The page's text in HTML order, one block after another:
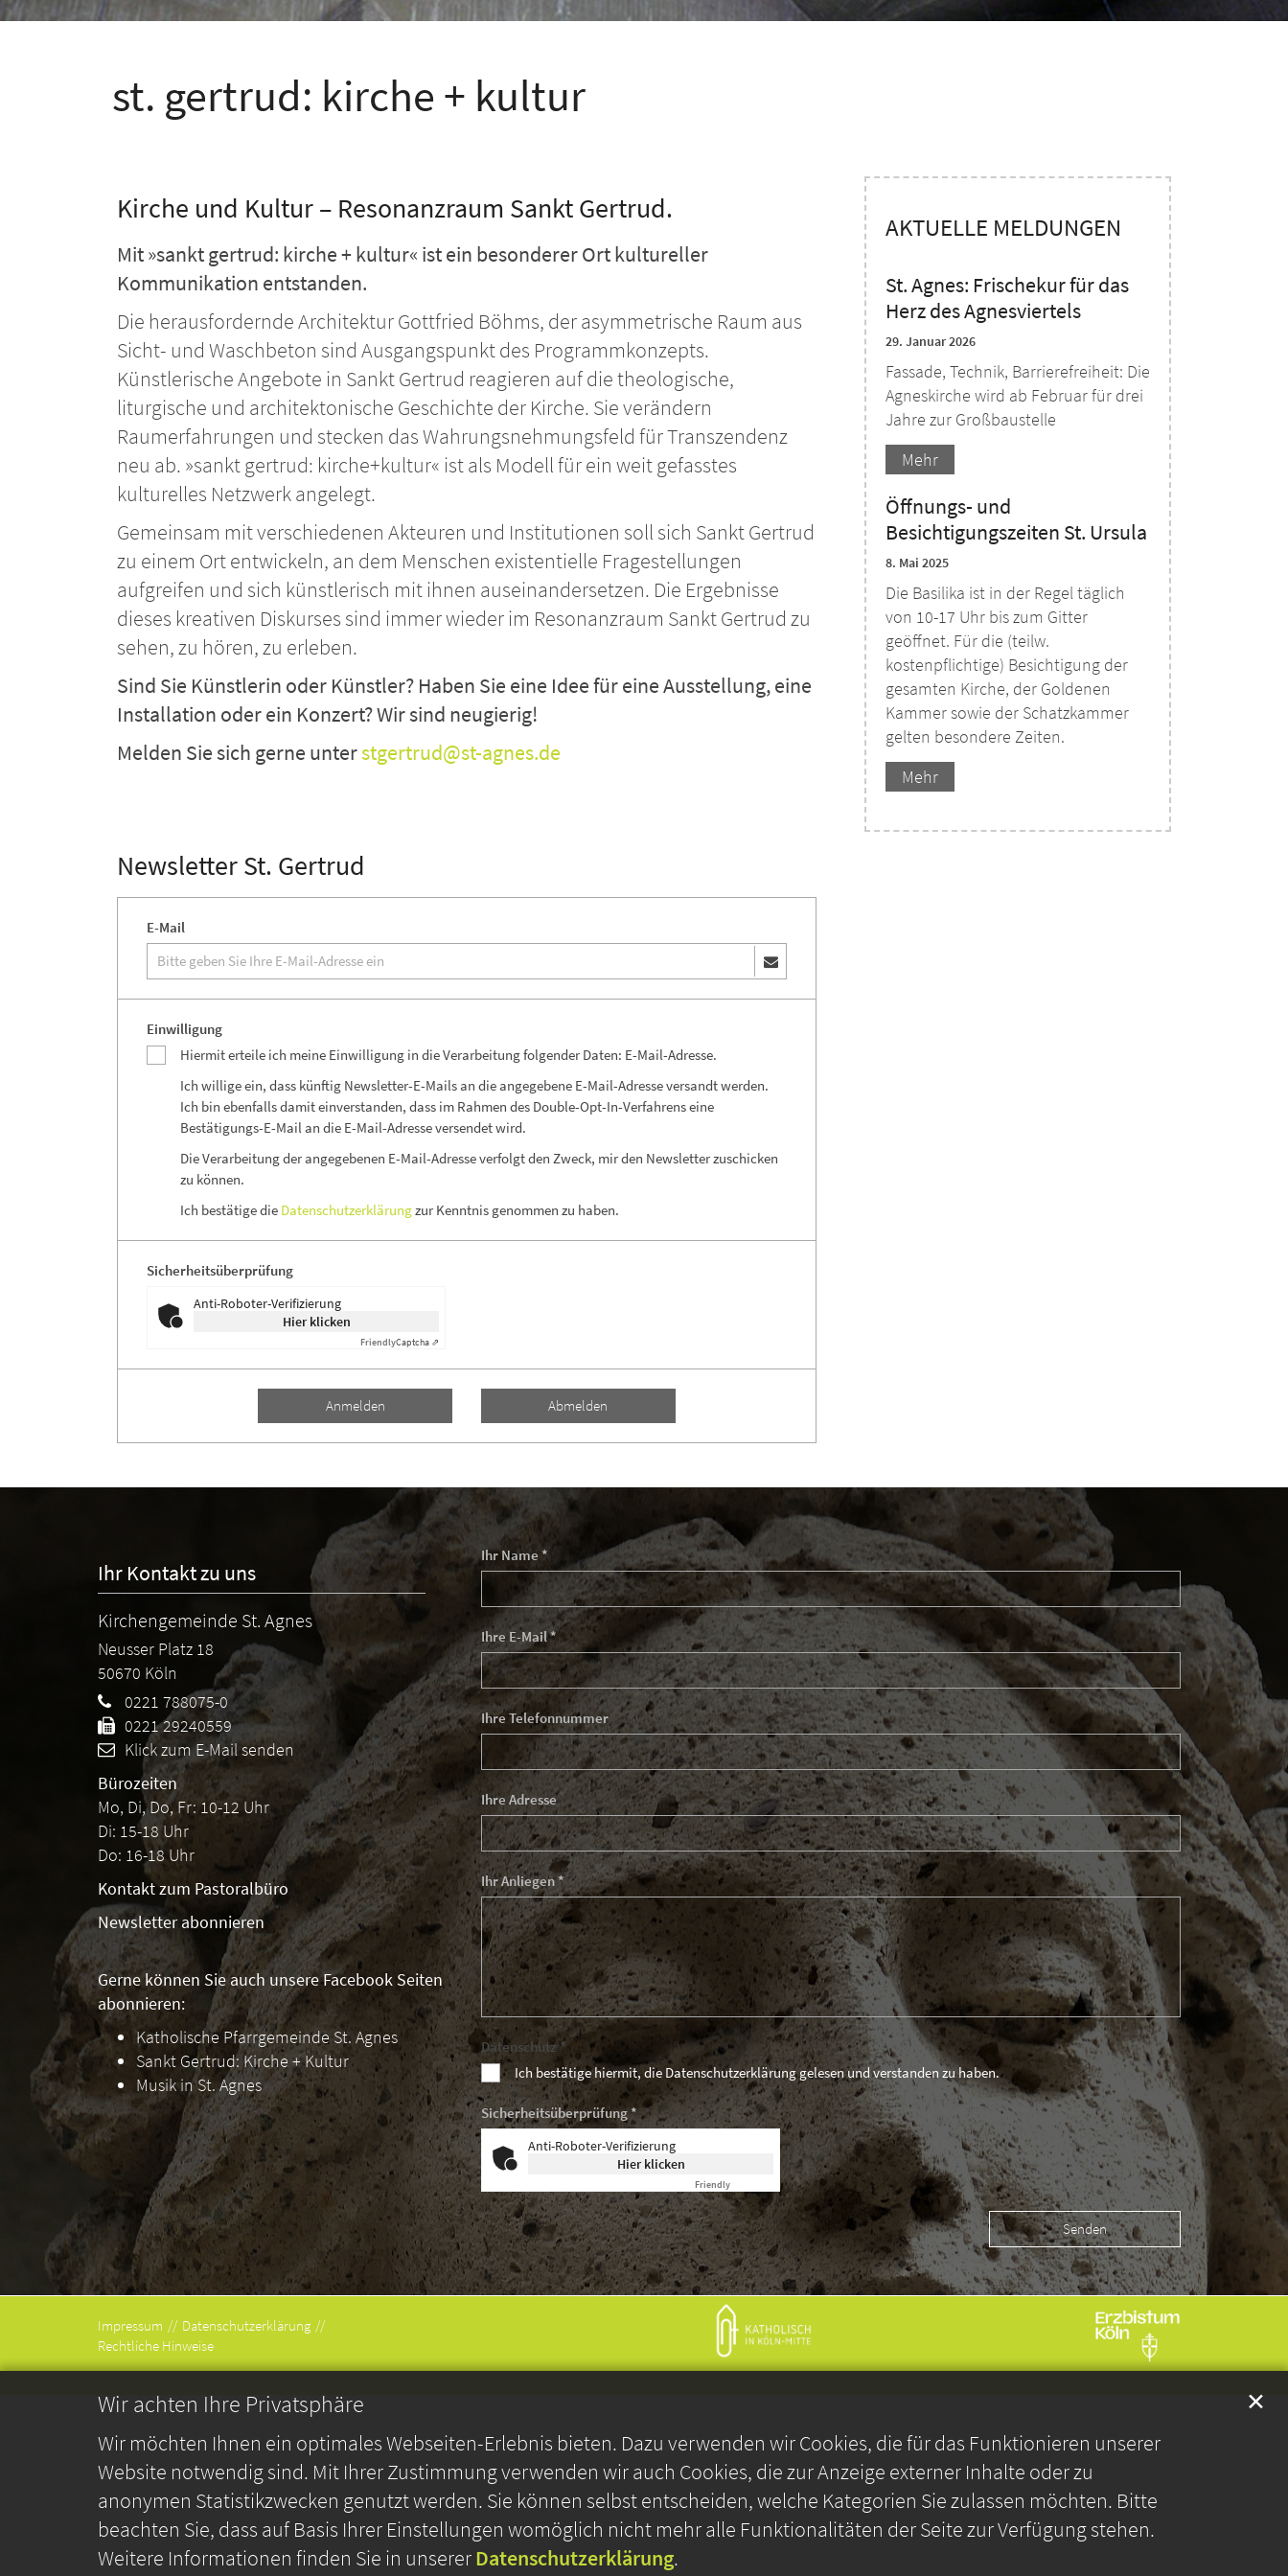
Wir achten Ihre Privatsphäre
Wir möchten Ihnen ein optimales Webseiten-Erlebnis bieten. Dazu verwenden wir Cookies, die für das Funktionieren unserer
Website notwendig sind. Mit Ihrer Zustimmung verwenden wir auch Cookies, die zur Anzeige externer Inhalte oder zu
anonymen Statistikzwecken genutzt werden. Sie können selbst entscheiden, welche Kategorien Sie zulassen möchten. Bitte
beachten Sie, dass auf Basis Ihrer Einstellungen womöglich nicht mehr alle Funktionalitäten der Seite zur Verfügung stehen.
Weitere Informationen finden Sie in unsererDatenschutzerklärung.
✕
st. gertrud: kirche + kultur
Kirche und Kultur – Resonanzraum Sankt Gertrud.
Mit »sankt gertrud: kirche + kultur« ist ein besonderer Ort kultureller
Kommunikation entstanden.
Die herausfordernde Architektur Gottfried Böhms, der asymmetrische Raum aus
Sicht- und Waschbeton sind Ausgangspunkt des Programmkonzepts.
Künstlerische Angebote in Sankt Gertrud reagieren auf die theologische,
liturgische und architektonische Geschichte der Kirche. Sie verändern
Raumerfahrungen und stecken das Wahrungsnehmungsfeld für Transzendenz
neu ab. »sankt gertrud: kirche+kultur« ist als Modell für ein weit gefasstes
kulturelles Netzwerk angelegt.
Gemeinsam mit verschiedenen Akteuren und Institutionen soll sich Sankt Gertrud
zu einem Ort entwickeln, an dem Menschen existentielle Fragestellungen
aufgreifen und sich künstlerisch mit ihnen auseinandersetzen. Die Ergebnisse
dieses kreativen Diskurses sind immer wieder im Resonanzraum Sankt Gertrud zu
sehen, zu hören, zu erleben.
Sind Sie Künstlerin oder Künstler? Haben Sie eine Idee für eine Ausstellung, eine
Installation oder ein Konzert? Wir sind neugierig!
Melden Sie sich gerne unterstgertrud@st-agnes.de
Newsletter St. Gertrud
E-Mail
Einwilligung
Hiermit erteile ich meine Einwilligung in die Verarbeitung folgender Daten: E-Mail-Adresse.
Ich willige ein, dass künftig Newsletter-E-Mails an die angegebene E-Mail-Adresse versandt werden.
Ich bin ebenfalls damit einverstanden, dass im Rahmen des Double-Opt-In-Verfahrens eine
Bestätigungs-E-Mail an die E-Mail-Adresse versendet wird.
Die Verarbeitung der angegebenen E-Mail-Adresse verfolgt den Zweck, mir den Newsletter zuschicken
zu können.
Ich bestätige die Datenschutzerklärungzur Kenntnis genommen zu haben.
Sicherheitsüberprüfung
Anti-Roboter-Verifizierung
Hier klicken
FriendlyCaptcha ⇗
Anmelden Abmelden
AKTUELLE MELDUNGEN
St. Agnes: Frischekur für das
Herz des Agnesviertels
29. Januar 2026
Fassade, Technik, Barrierefreiheit: Die
Agneskirche wird ab Februar für drei
Jahre zur Großbaustelle
Mehr
Öffnungs- und
Besichtigungszeiten St. Ursula
8. Mai 2025
Die Basilika ist in der Regel täglich
von 10-17 Uhr bis zum Gitter
geöffnet. Für die (teilw.
kostenpflichtige) Besichtigung der
gesamten Kirche, der Goldenen
Kammer sowie der Schatzkammer
gelten besondere Zeiten.
Mehr
Ihr Name *
Ihre E-Mail *
Ihre Telefonnummer
Ihre Adresse
Ihr Anliegen *
Datenschutz *
Ich bestätige hiermit, die Datenschutzerklärung gelesen und verstanden zu haben.
Sicherheitsüberprüfung *
Anti-Roboter-Verifizierung
Hier klicken
Friendly
Ihr Kontakt zu uns
Kirchengemeinde St. Agnes
Neusser Platz 18
50670 Köln
0221 788075-0
0221 29240559
Klick zum E-Mail senden
Bürozeiten
Mo, Di, Do, Fr: 10-12 Uhr
Di: 15-18 Uhr
Do: 16-18 Uhr
Kontakt zum Pastoralbüro
Newsletter abonnieren
Gerne können Sie auch unsere Facebook Seiten
abonnieren:
Katholische Pfarrgemeinde St. Agnes
Sankt Gertrud: Kirche + Kultur
Musik in St. Agnes
Impressum
Datenschutzerklärung
Rechtliche Hinweise